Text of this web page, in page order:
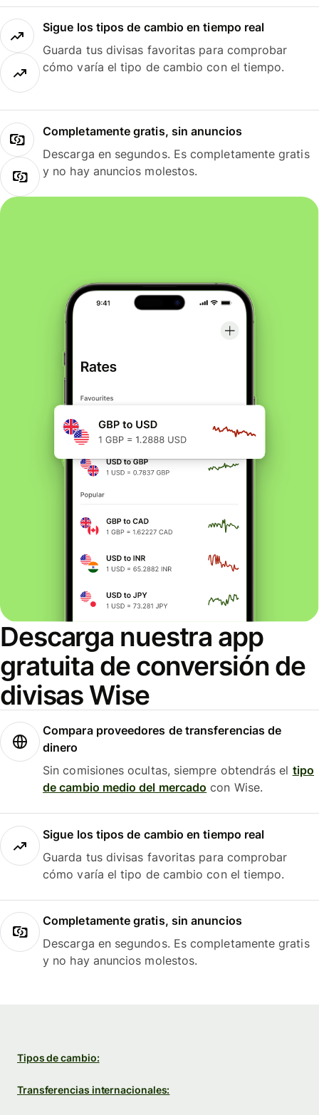
Sigue los tipos de cambio en tiempo real
Guarda tus divisas favoritas para comprobar
cómo varía el tipo de cambio con el tiempo.
Completamente gratis, sin anuncios
Descarga en segundos. Es completamente gratis
y no hay anuncios molestos.
Descarga nuestra app
gratuita de conversión de
divisas Wise
Compara proveedores de transferencias de
dinero
Sin comisiones ocultas, siempre obtendrás el tipo
de cambio medio del mercado con Wise.
Sigue los tipos de cambio en tiempo real
Guarda tus divisas favoritas para comprobar
cómo varía el tipo de cambio con el tiempo.
Completamente gratis, sin anuncios
Descarga en segundos. Es completamente gratis
y no hay anuncios molestos.
Tipos de cambio:
Transferencias internacionales: